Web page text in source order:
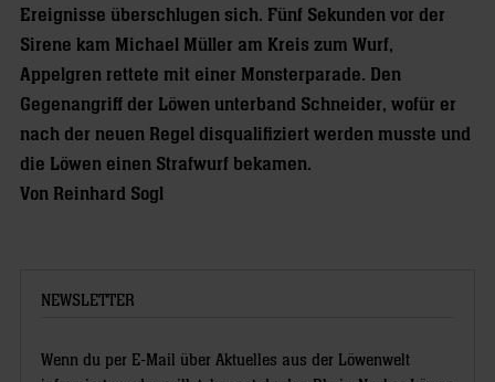
Ereignisse überschlugen sich. Fünf Sekunden vor der
Sirene kam Michael Müller am Kreis zum Wurf,
Appelgren rettete mit einer Monsterparade. Den
Gegenangriff der Löwen unterband Schneider, wofür er
nach der neuen Regel disqualifiziert werden musste und
die Löwen einen Strafwurf bekamen.
Von Reinhard Sogl
NEWSLETTER
Wenn du per E-Mail über Aktuelles aus der Löwenwelt